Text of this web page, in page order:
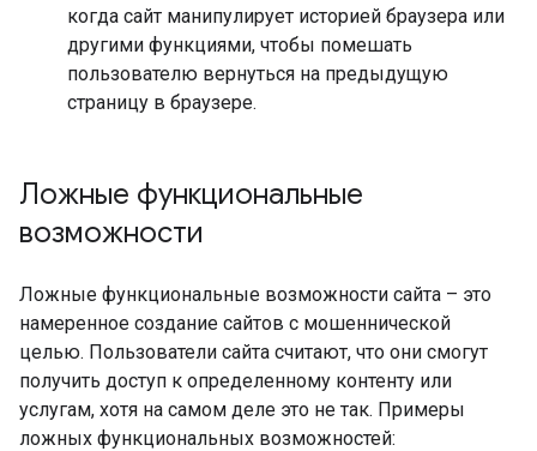
когда сайт манипулирует историей браузера или
другими функциями, чтобы помешать
пользователю вернуться на предыдущую
страницу в браузере.
Ложные функциональные
возможности
Ложные функциональные возможности сайта – это
намеренное создание сайтов с мошеннической
целью. Пользователи сайта считают, что они смогут
получить доступ к определенному контенту или
услугам, хотя на самом деле это не так. Примеры
ложных функциональных возможностей: